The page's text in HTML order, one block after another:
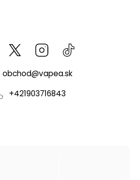
Facebook kzifcak85131Instagram
obchod@vapea.sk
+421903716843